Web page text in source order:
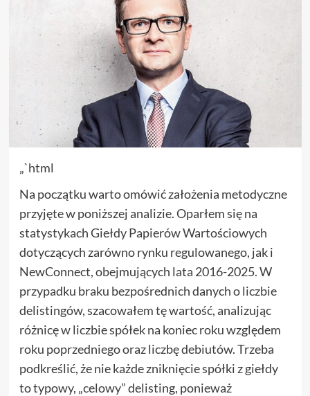
„`html
Na początku warto omówić założenia metodyczne
przyjęte w poniższej analizie. Oparłem się na
statystykach Giełdy Papierów Wartościowych
dotyczących zarówno rynku regulowanego, jak i
NewConnect, obejmujących lata 2016-2025. W
przypadku braku bezpośrednich danych o liczbie
delistingów, szacowałem tę wartość, analizując
różnicę w liczbie spółek na koniec roku względem
roku poprzedniego oraz liczbę debiutów. Trzeba
podkreślić, że nie każde zniknięcie spółki z giełdy
to typowy, „celowy” delisting, ponieważ